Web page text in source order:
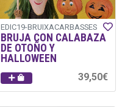
EDIC19-BRUIXACARBASSES
BRUJA CON CALABAZA
DE OTOÑO Y
HALLOWEEN
39,50€